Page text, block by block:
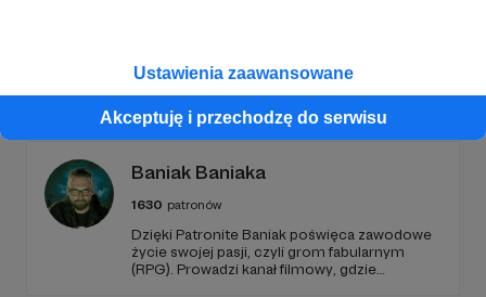
Ustawienia zaawansowane
Akceptuję i przechodzę do serwisu
Promowani autorzy
Baniak Baniaka
1630 patronów
Dzięki Patronite Baniak poświęca zawodowe
życie swojej pasji, czyli grom fabularnym
(RPG). Prowadzi kanał filmowy, gdzie